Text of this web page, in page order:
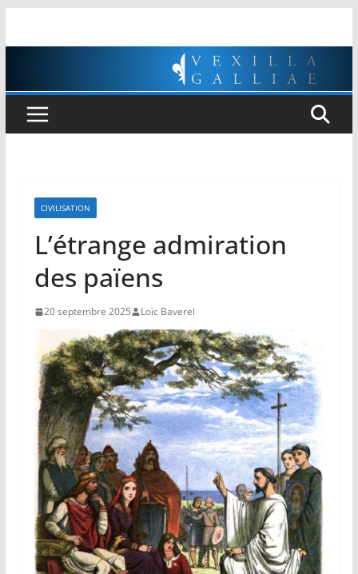
CIVILISATION
L’étrange admiration
des païens
20 septembre 2025 Loïc Baverel